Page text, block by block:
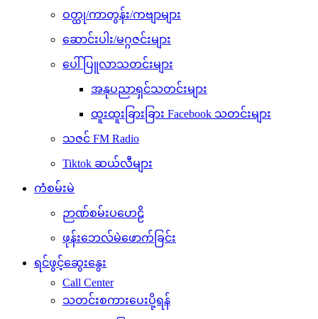
ဝတ္ထု/ကာတွန်း/ကဗျာများ
ဆောင်းပါး/မဂ္ဂဇင်းများ
ပေါ်ပြူလာသတင်းများ
အနုပညာရှင်သတင်းများ
ထူးထူးခြားခြား Facebook သတင်းများ
သဇင် FM Radio
Tiktok ဆယ်လီများ
ကံစမ်းမဲ
ဉာဏ်စမ်းပဟေဠိ
ဖုန်းဘေလ်မဲဖောက်ခြင်း
ရင်ဖွင့်ဆွေးနွေး
Call Center
သတင်းစကားပေးပို့ရန်